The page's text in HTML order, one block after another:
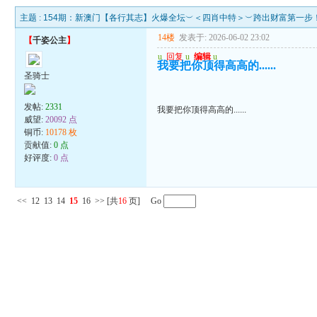
主题 : 154期：新澳门【各行其志】火爆全坛︶＜四肖中特＞︶跨出财富第一步
【千姿公主】
圣骑士
发帖:2331
威望:20092 点
铜币: 10178 枚
贡献值:0 点
好评度:0 点
14楼 发表于: 2026-06-02 23:02
u 回复 u 编辑 u
我要把你顶得高高的......
我要把你顶得高高的......
<< 12 13 14 15 16 >> [共16 页] Go